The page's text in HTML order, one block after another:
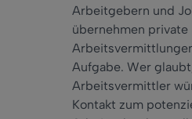
Arbeitgebern und
übernehmen private
Aufgabe. Wer
Arbeitsvermittler
Kontakt zum